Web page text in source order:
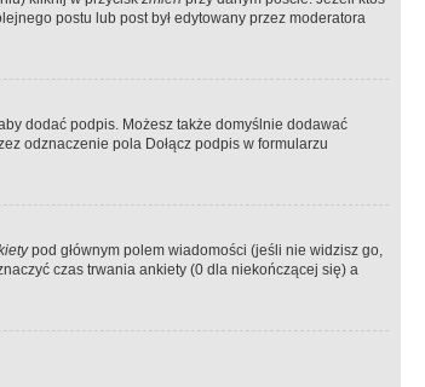
postu lub post był edytowany przez moderatora
dodać podpis. Możesz także domyślnie dodawać
odznaczenie pola Dołącz podpis w formularzu
pod głównym polem wiadomości (jeśli nie widzisz go,
czas trwania ankiety (0 dla niekończącej się) a